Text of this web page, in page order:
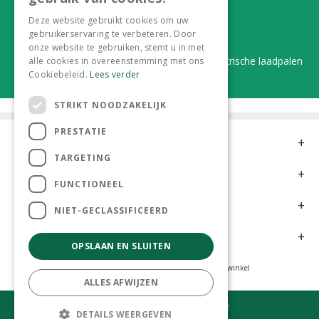
Duurzaam en dorpsgemak
Lever je statiegeldflessen bij ons in én elektrische laadpalen
Contact
Openingstijden
Meer informatie
Klantervaringen
Tuincentrum Hoveniers Kamerplanten Dierenwinkel
© Tuincentrum 't Lokkemientje
Deze website gebruikt cookies om uw
gebruikerservaring te verbeteren. Door
onze website te gebruiken, stemt u in met
alle cookies in overeenstemming met ons
Cookiebeleid. Lees verder
STRIKT NOODZAKELIJK
PRESTATIE
TARGETING
FUNCTIONEEL
NIET-GECLASSIFICEERD
OPSLAAN EN SLUITEN
ALLES AFWIJZEN
DETAILS WEERGEVEN